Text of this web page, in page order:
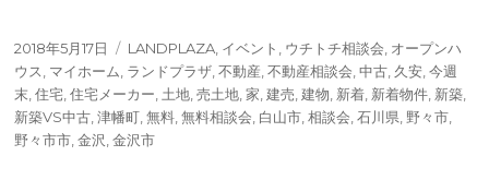
投
稿
日:
2018年5月17日
タ
グ
LANDPLAZA イベント ウチトチ相談会 オープンハ
ウス マイホーム ランドプラザ ,不動産 ,不動産相談会 ,中古 久安 ,今週
末 ,住宅 ,住宅メーカー 土地 ,売土地 ,家 ,建売 ,建物 新着 新着物件 新築
新築VS中古 ,津幡町 ,無料 ,無料相談会 白山市 ,相談会 ,石川県 野々市
野々市市 ,金沢 ,金沢市